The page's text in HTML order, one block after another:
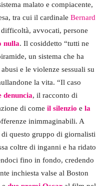
malato e compiacente,
tra cui il cardinale Bernard
avvocati, persone
nulla. Il cosiddetto “tutti ne
un sistema che ha
e le violenze sessuali su
la vita. “Il caso
denuncia, il racconto di
di come il silenzio e la
inimmaginabili. A
di questo gruppo di giornalisti
coltre di inganni e ha ridato
fino in fondo, credendo
inchiesta valse al Boston